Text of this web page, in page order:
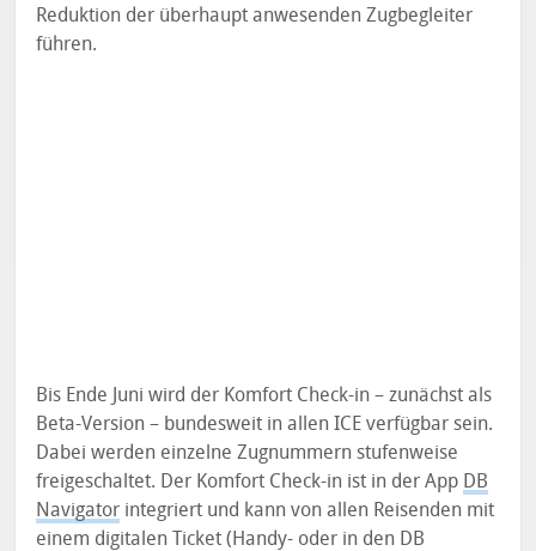
Reduktion der überhaupt anwesenden Zugbegleiter
führen.
Bis Ende Juni wird der Komfort Check-in – zunächst als
Beta-Version – bundesweit in allen ICE verfügbar sein.
Dabei werden einzelne Zugnummern stufenweise
freigeschaltet. Der Komfort Check-in ist in der App DB
Navigator integriert und kann von allen Reisenden mit
einem digitalen Ticket (Handy- oder in den DB